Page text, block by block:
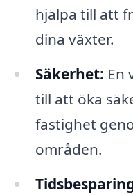
hjälpa till att
dina växter.
Säkerhet: En
till att öka
fastighet
områden.